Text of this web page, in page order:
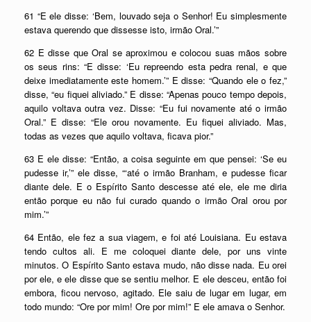
61 “E ele disse: ‘Bem, louvado seja o Senhor! Eu simplesmente
estava querendo que dissesse isto, irmão Oral.’”
62 E disse que Oral se aproximou e colocou suas mãos sobre
os seus rins: “E disse: ‘Eu repreendo esta pedra renal, e que
deixe imediatamente este homem.’” E disse: “Quando ele o fez,”
disse, “eu fiquei aliviado.” E disse: “Apenas pouco tempo depois,
aquilo voltava outra vez. Disse: “Eu fui novamente até o irmão
Oral.” E disse: “Ele orou novamente. Eu fiquei aliviado. Mas,
todas as vezes que aquilo voltava, ficava pior.”
63 E ele disse: “Então, a coisa seguinte em que pensei: ‘Se eu
pudesse ir,’” ele disse, “‘até o irmão Branham, e pudesse ficar
diante dele. E o Espírito Santo descesse até ele, ele me diria
então porque eu não fui curado quando o irmão Oral orou por
mim.’”
64 Então, ele fez a sua viagem, e foi até Louisiana. Eu estava
tendo cultos ali. E me coloquei diante dele, por uns vinte
minutos. O Espírito Santo estava mudo, não disse nada. Eu orei
por ele, e ele disse que se sentiu melhor. E ele desceu, então foi
embora, ficou nervoso, agitado. Ele saiu de lugar em lugar, em
todo mundo: “Ore por mim! Ore por mim!” E ele amava o Senhor.